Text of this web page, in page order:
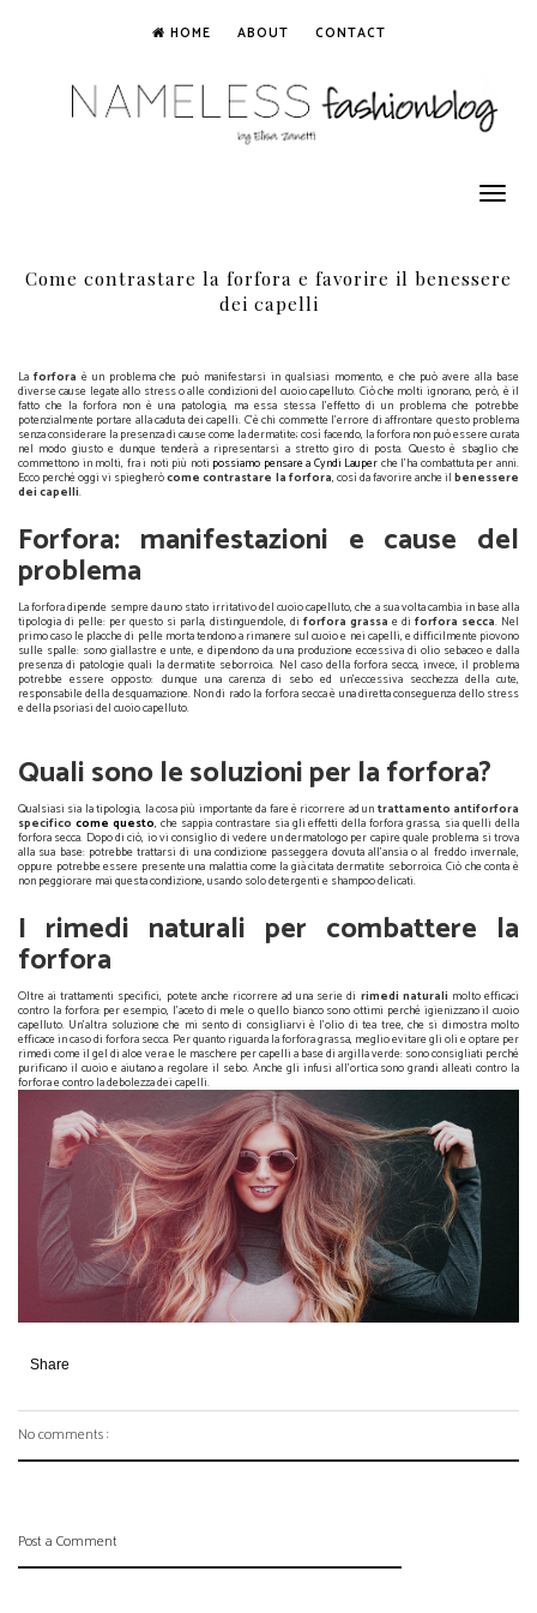
HOME ABOUT CONTACT
Toggle
navigation
Come contrastare la forfora e favorire il benessere
dei capelli
La forfora è un problema che può manifestarsi in qualsiasi momento, e che può avere alla base
diverse cause legate allo stress o alle condizioni del cuoio capelluto. Ciò che molti ignorano, però, è il
fatto che la forfora non è una patologia, ma essa stessa l’effetto di un problema che potrebbe
potenzialmente portare alla caduta dei capelli. C'è chi commette l’errore di affrontare questo problema
senza considerare la presenza di cause come la dermatite; così facendo, la forfora non può essere curata
nel modo giusto e dunque tenderà a ripresentarsi a stretto giro di posta. Questo è sbaglio che
commettono in molti, fra i noti più noti possiamo pensare a Cyndi Lauperche l'ha combattuta per anni.
Ecco perché oggi vi spiegheròcome contrastare la forfora, così da favorire anche ilbenessere
dei capelli.
Forfora: manifestazioni e cause del
problema
La forfora dipende sempre da uno stato irritativo del cuoio capelluto, che a sua volta cambia in base alla
tipologia di pelle: per questo si parla, distinguendole, di forfora grassa e di forfora secca. Nel
primo caso le placche di pelle morta tendono a rimanere sul cuoio e nei capelli, e difficilmente piovono
sulle spalle: sono giallastre e unte, e dipendono da una produzione eccessiva di olio sebaceo e dalla
presenza di patologie quali la dermatite seborroica. Nel caso della forfora secca, invece, il problema
potrebbe essere opposto: dunque una carenza di sebo ed un’eccessiva secchezza della cute,
responsabile della desquamazione. Non di rado la forfora secca è una diretta conseguenza dello stress
e della psoriasi del cuoio capelluto.
Quali sono le soluzioni per la forfora?
Qualsiasi sia la tipologia, la cosa più importante da fare è ricorrere ad untrattamento antiforfora
specifico come questo, che sappia contrastare sia gli effetti della forfora grassa, sia quelli della
forfora secca. Dopo di ciò, io vi consiglio di vedere un dermatologo per capire quale problema si trova
alla sua base: potrebbe trattarsi di una condizione passeggera dovuta all’ansia o al freddo invernale,
oppure potrebbe essere presente una malattia come la già citata dermatite seborroica. Ciò che conta è
non peggiorare mai questa condizione, usando solo detergenti e shampoo delicati.
I rimedi naturali per combattere la
forfora
Oltre ai trattamenti specifici, potete anche ricorrere ad una serie di rimedi naturali molto efficaci
contro la forfora: per esempio, l’aceto di mele o quello bianco sono ottimi perché igienizzano il cuoio
capelluto. Un’altra soluzione che mi sento di consigliarvi è l’olio di tea tree, che si dimostra molto
efficace in caso di forfora secca. Per quanto riguarda la forfora grassa, meglio evitare gli oli e optare per
rimedi come il gel di aloe vera e le maschere per capelli a base di argilla verde: sono consigliati perché
purificano il cuoio e aiutano a regolare il sebo. Anche gli infusi all’ortica sono grandi alleati contro la
forfora e contro la debolezza dei capelli.
Share
No comments :
Post a Comment